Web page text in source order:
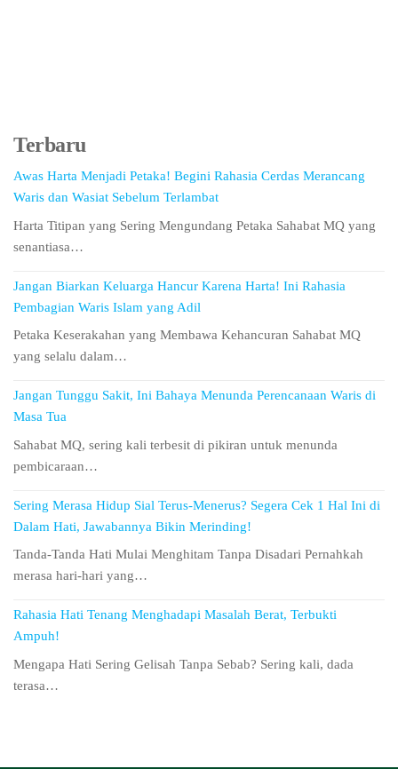
Terbaru
Awas Harta Menjadi Petaka! Begini Rahasia Cerdas Merancang
Waris dan Wasiat Sebelum Terlambat
Harta Titipan yang Sering Mengundang Petaka Sahabat MQ yang
senantiasa…
Jangan Biarkan Keluarga Hancur Karena Harta! Ini Rahasia
Pembagian Waris Islam yang Adil
Petaka Keserakahan yang Membawa Kehancuran Sahabat MQ
yang selalu dalam…
Jangan Tunggu Sakit, Ini Bahaya Menunda Perencanaan Waris di
Masa Tua
Sahabat MQ, sering kali terbesit di pikiran untuk menunda
pembicaraan…
Sering Merasa Hidup Sial Terus-Menerus? Segera Cek 1 Hal Ini di
Dalam Hati, Jawabannya Bikin Merinding!
Tanda-Tanda Hati Mulai Menghitam Tanpa Disadari Pernahkah
merasa hari-hari yang…
Rahasia Hati Tenang Menghadapi Masalah Berat, Terbukti
Ampuh!
Mengapa Hati Sering Gelisah Tanpa Sebab? Sering kali, dada
terasa…